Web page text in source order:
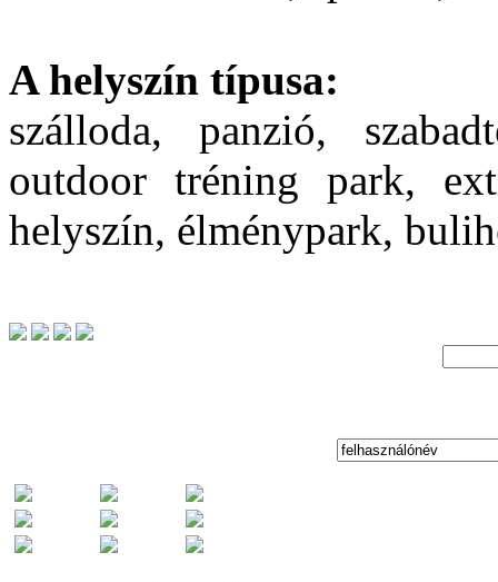
A helyszín típusa:
szálloda, panzió,
outdoor tréning park,
helyszín, élménypark,